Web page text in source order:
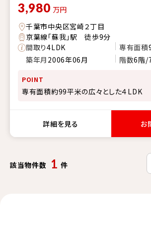
3,980 万円
千葉市中央区宮崎２丁目
京葉線「蘇我」駅 徒歩9分
間取り4LDK 専有面積
築年月 2006年06月 階数6階/
POINT
専有面積約99平米の広々とした４LDK
詳細を見る お
該当物件数 1 件